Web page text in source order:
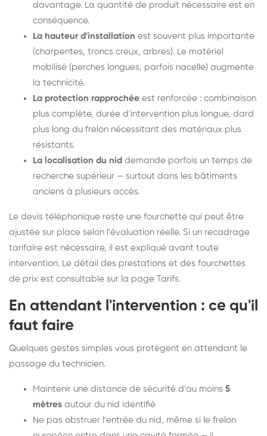
davantage. La quantité de produit nécessaire est en
conséquence.
La hauteur d'installation est souvent plus importante
(charpentes, troncs creux, arbres). Le matériel
mobilisé (perches longues, parfois nacelle) augmente
la technicité.
La protection rapprochée est renforcée : combinaison
plus complète, durée d'intervention plus longue, dard
plus long du frelon nécessitant des matériaux plus
résistants.
La localisation du nid demande parfois un temps de
recherche supérieur — surtout dans les bâtiments
anciens à plusieurs accès.
Le devis téléphonique reste une fourchette qui peut être
ajustée sur place selon l'évaluation réelle. Si un recadrage
tarifaire est nécessaire, il est expliqué avant toute
intervention. Le détail des prestations et des fourchettes
de prix est consultable sur la page Tarifs.
En attendant l'intervention : ce qu'il
faut faire
Quelques gestes simples vous protègent en attendant le
passage du technicien.
Maintenir une distance de sécurité d'au moins 5
mètres autour du nid identifié
Ne pas obstruer l'entrée du nid, même si le frelon